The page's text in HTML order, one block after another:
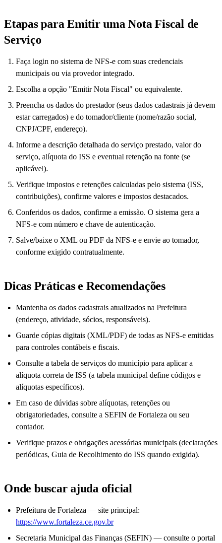
Etapas para Emitir uma Nota Fiscal de
Serviço
Faça login no sistema de NFS-e com suas credenciais
municipais ou via provedor integrado.
Escolha a opção "Emitir Nota Fiscal" ou equivalente.
Preencha os dados do prestador (seus dados cadastrais já devem
estar carregados) e do tomador/cliente (nome/razão social,
CNPJ/CPF, endereço).
Informe a descrição detalhada do serviço prestado, valor do
serviço, alíquota do ISS e eventual retenção na fonte (se
aplicável).
Verifique impostos e retenções calculadas pelo sistema (ISS,
contribuições), confirme valores e impostos destacados.
Conferidos os dados, confirme a emissão. O sistema gera a
NFS-e com número e chave de autenticação.
Salve/baixe o XML ou PDF da NFS-e e envie ao tomador,
conforme exigido contratualmente.
Dicas Práticas e Recomendações
Mantenha os dados cadastrais atualizados na Prefeitura
(endereço, atividade, sócios, responsáveis).
Guarde cópias digitais (XML/PDF) de todas as NFS-e emitidas
para controles contábeis e fiscais.
Consulte a tabela de serviços do município para aplicar a
alíquota correta de ISS (a tabela municipal define códigos e
alíquotas específicos).
Em caso de dúvidas sobre alíquotas, retenções ou
obrigatoriedades, consulte a SEFIN de Fortaleza ou seu
contador.
Verifique prazos e obrigações acessórias municipais (declarações
periódicas, Guia de Recolhimento do ISS quando exigida).
Onde buscar ajuda oficial
Prefeitura de Fortaleza — site principal:
https://www.fortaleza.ce.gov.br
Secretaria Municipal das Finanças (SEFIN) — consulte o portal